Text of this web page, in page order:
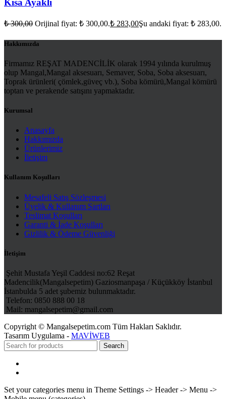
Kısa Ayaklı
₺300,00 Orijinal fiyat: ₺ 300,00.₺ 283,00Şu andaki fiyat: ₺ 283,00.
Hakkımızda
Firmamız REŞAT MADENCİLİK olarak 1994 yılında kurulmuş
olup Mangal,Mangal aksesuarı, Semaver, Soba, Soba aksesuarı,
Toprak ürünleri( çömlek,güveç vb.), Soba kömürü,Mangal kömürü
toptan ve perakende satışını yapmaktadır.
Kurumsal
Anasayfa
Hakkımızda
Ürünlerimiz
İletişim
Kullanım Koşulları
Mesafeli Satış Sözleşmesi
Üyelik & Kullanım Şartları
Teslimat Koşulları
Garanti & İade Koşulları
Gizlilik & Ödeme Güvenliği
İletişim
Şehit Mustafa Yeşil Caddesi no:62 Reşat
Madencilik(Mangalsepetim) Gaziosmanpaşa / Küçükköy İstanbul
İstanbulda 5 adet şubemiz bulunmaktadır.
Telefon: 0850 888 00 18
Mail: mangalsepetim@gmail.com
Copyright © Mangalsepetim.com Tüm Hakları Saklıdır.
Tasarım Uygulama - MAVİWEB
Search
Set your categories menu in Theme Settings -> Header -> Menu ->